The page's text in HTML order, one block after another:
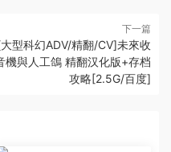
下一篇
型科幻ADV/精翻/CV]未來收
機與人工鴿 精翻汉化版+存档
攻略[2.5G/百度]